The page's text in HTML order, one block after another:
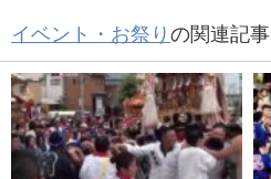
イベント・お祭り の関連記事